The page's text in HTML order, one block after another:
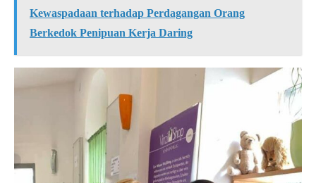
Kewaspadaan terhadap Perdagangan Orang
Berkedok Penipuan Kerja Daring